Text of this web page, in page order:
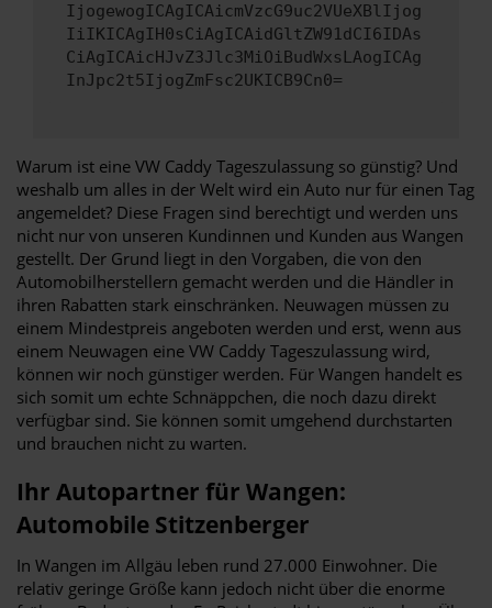
IjogewogICAgICAicmVzcG9uc2VUeXBlIjog
IiIKICAgIH0sCiAgICAidGltZW91dCI6IDAs
CiAgICAicHJvZ3Jlc3MiOiBudWxsLAogICAg
InJpc2t5IjogZmFsc2UKICB9Cn0=
Warum ist eine VW Caddy Tageszulassung so günstig? Und
weshalb um alles in der Welt wird ein Auto nur für einen Tag
angemeldet? Diese Fragen sind berechtigt und werden uns
nicht nur von unseren Kundinnen und Kunden aus Wangen
gestellt. Der Grund liegt in den Vorgaben, die von den
Automobilherstellern gemacht werden und die Händler in
ihren Rabatten stark einschränken. Neuwagen müssen zu
einem Mindestpreis angeboten werden und erst, wenn aus
einem Neuwagen eine VW Caddy Tageszulassung wird,
können wir noch günstiger werden. Für Wangen handelt es
sich somit um echte Schnäppchen, die noch dazu direkt
verfügbar sind. Sie können somit umgehend durchstarten
und brauchen nicht zu warten.
Ihr Autopartner für Wangen:
Automobile Stitzenberger
In Wangen im Allgäu leben rund 27.000 Einwohner. Die
relativ geringe Größe kann jedoch nicht über die enorme